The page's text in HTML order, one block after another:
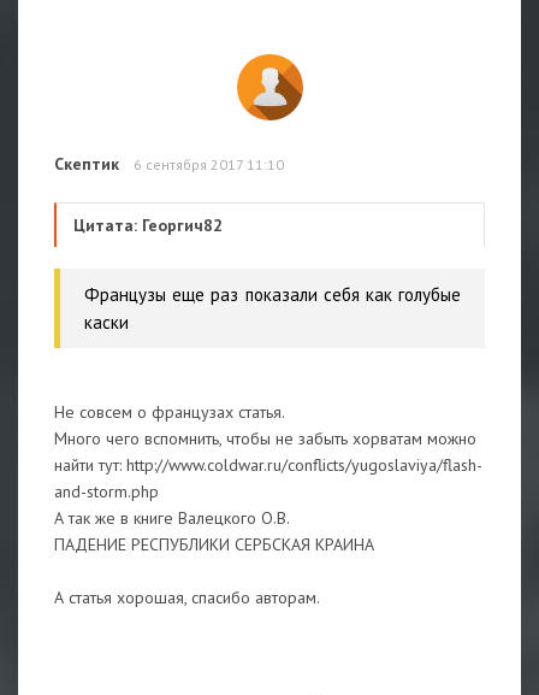
Скептик 6 сентября 2017 11:10
Цитата: Георгич82
Французы еще раз показали себя как голубые
каски
Не совсем о французах статья.
Много чего вспомнить, чтобы не забыть хорватам можно
найти тут: http://www.coldwar.ru/conflicts/yugoslaviya/flash-
and-storm.php
А так же в книге Валецкого О.В.
ПАДЕНИЕ РЕСПУБЛИКИ СЕРБСКАЯ КРАИНА
А статья хорошая, спасибо авторам.